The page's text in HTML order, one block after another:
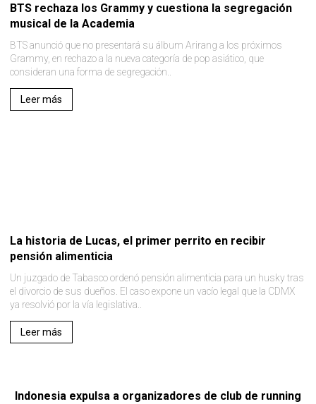
BTS rechaza los Grammy y cuestiona la segregación
musical de la Academia
BTS anunció que no presentará su álbum Arirang a los próximos
Grammy, en rechazo a la nueva categoría de pop asiático, que
consideran una forma de segregación..
Leer más
La historia de Lucas, el primer perrito en recibir
pensión alimenticia
Un juzgado de Tabasco ordenó pensión alimenticia para un husky tras
el divorcio de sus dueños. El caso expone un vacío legal que la CDMX
ya resolvió por la vía legislativa..
Leer más
Indonesia expulsa a organizadores de club de running